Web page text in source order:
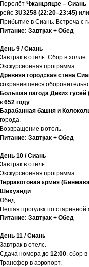
Перелёт Чжанцзяцзе – Сиань
рейс 3U3258 (22:20–23:45)
Прибытие в Сиань. Встреча с
Питание: Завтрак + Обед
День 9 / Сиань
Завтрак в отеле. Сбор в холле.
Экскурсионная программа:
Древняя городская стена
сохранившееся
Большая пагода Диких гусей
в 652 году.
Барабанная башня и
города.
Возвращение в отель.
Питание: Завтрак + Обед
День 10 / Сиань
Завтрак в отеле.
Экскурсионная программа:
Терракотовая армия
Шихуанди.
Обед.
Пешая прогулка по старинной
Питание: Завтрак + Обед
День 11 / Сиань
Завтрак в отеле.
Сдача номера до 12:00, сбор в
Трансфер в аэропорт.